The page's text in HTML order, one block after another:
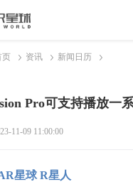
页 资讯 新闻日历
Pro可支持播放一
11-09 11:00:00
星球 R星人